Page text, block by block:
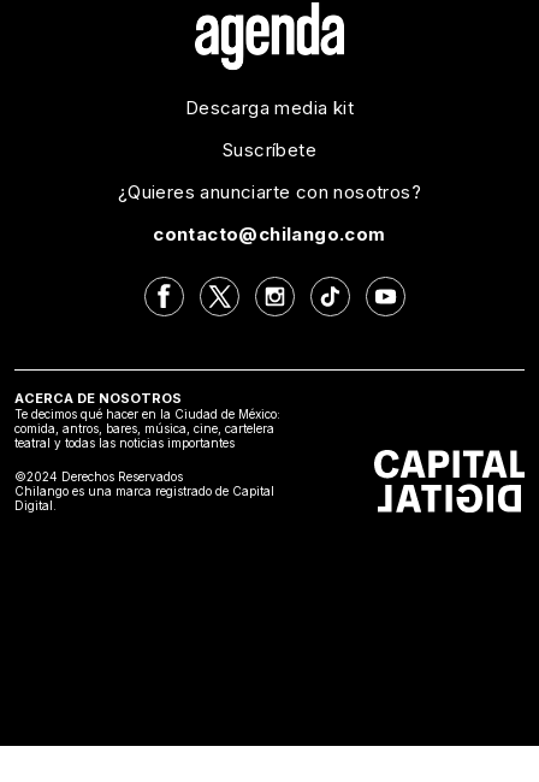
Descarga media kit
Suscríbete
¿Quieres anunciarte con nosotros?
contacto@chilango.com
ACERCA DE NOSOTROS
Te decimos qué hacer en la Ciudad de México:
comida, antros, bares, música, cine, cartelera
teatral y todas las noticias importantes
©2024 Derechos Reservados
Chilango es una marca registrado de Capital
Digital.